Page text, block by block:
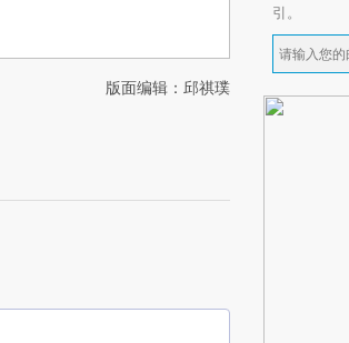
版面编辑：邱祺璞
引。